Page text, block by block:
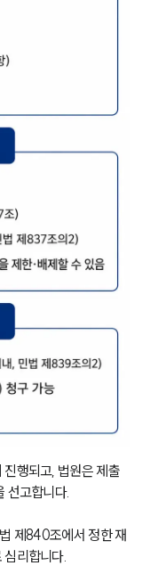
행되고, 법원은 제출
선고합니다.
법 제840조에서 정한 재
리합니다.